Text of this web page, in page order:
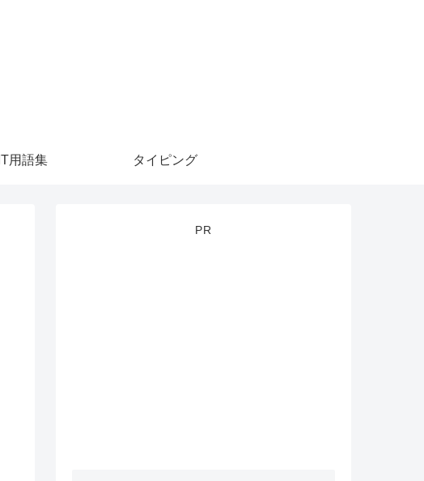
IT用語集 タイピング
PR